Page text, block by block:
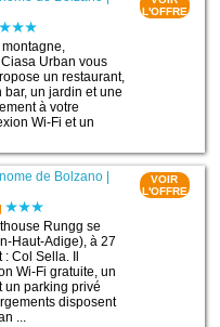
Ciasa Urban vous
un restaurant,
bar, un jardin et une
à votre
Wi-Fi et un
L'OFFRE
de Bolzano
Rungg se
Haut-Adige), à 27
Col Sella. Il
Wi-Fi gratuite, un
un parking privé
disposent
...
VOIR
L'OFFRE